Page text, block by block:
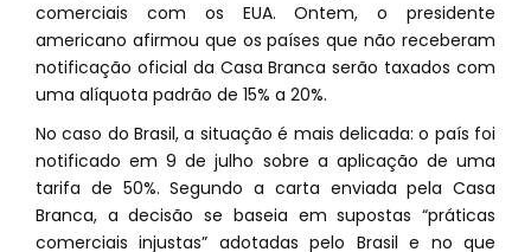
comerciais com os EUA. Ontem, o presidente
americano afirmou que os países que não receberam
notificação oficial da Casa Branca serão taxados com
uma alíquota padrão de 15% a 20%.
No caso do Brasil, a situação é mais delicada: o país foi
notificado em 9 de julho sobre a aplicação de uma
tarifa de 50%. Segundo a carta enviada pela Casa
Branca, a decisão se baseia em supostas “práticas
comerciais injustas” adotadas pelo Brasil e no que